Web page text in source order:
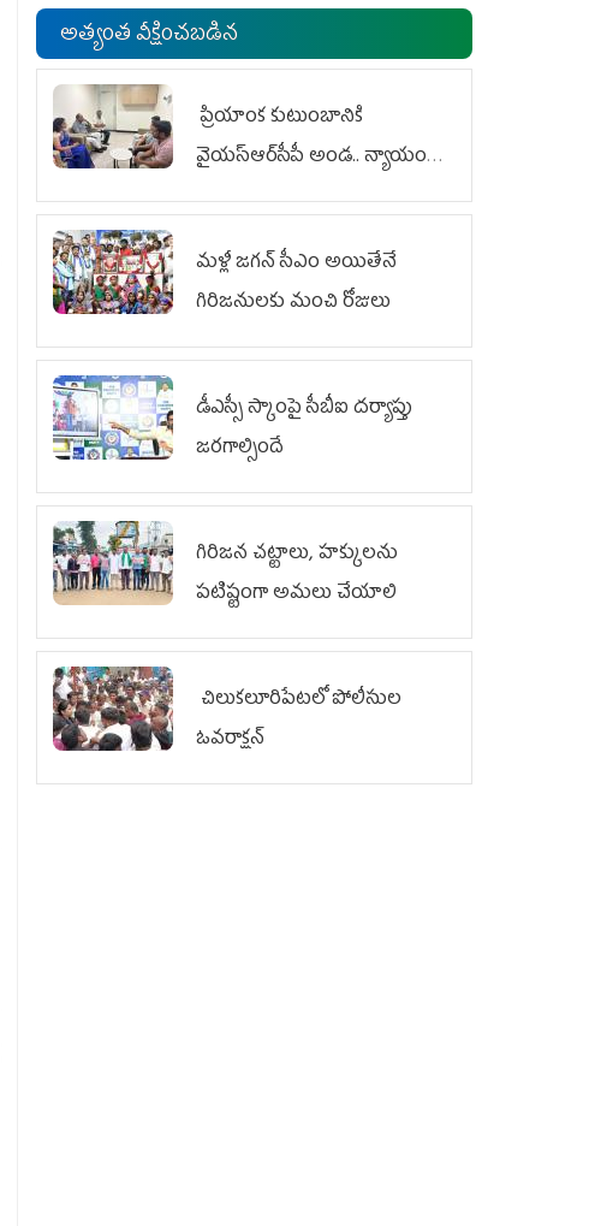
అత్యంత వీక్షించబడిన
ప్రియాంక కుటుంబానికి
వైయ‌స్ఆర్‌సీపీ అండ.. న్యాయం
జరిగే వరకు పోరాటం
మళ్లీ జగన్ సీఎం అయితేనే
గిరిజనులకు మంచి రోజులు
డీఎస్సీ స్కాంపై సీబీఐ దర్యాప్తు
జరగాల్సిందే
గిరిజన చట్టాలు, హక్కులను
పటిష్టంగా అమలు చేయాలి
చిలుక‌లూరిపేట‌లో పోలీసుల
ఓవ‌రాక్ష‌న్‌